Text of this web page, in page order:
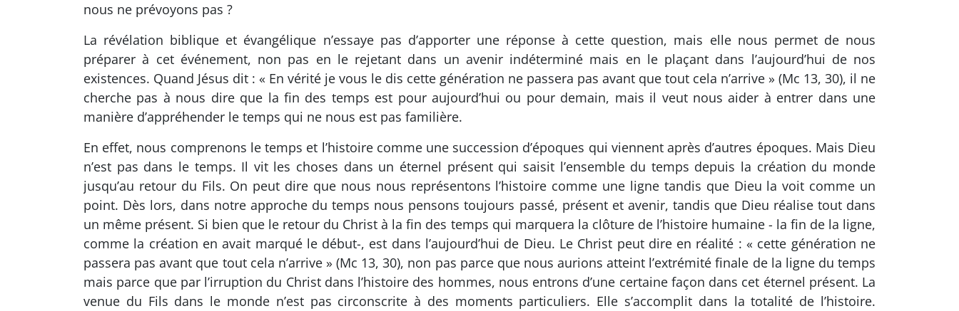
nous ne prévoyons pas ?
La révélation biblique et évangélique n’essaye pas d’apporter une réponse à cette question, mais elle nous permet de nous
préparer à cet événement, non pas en le rejetant dans un avenir indéterminé mais en le plaçant dans l’aujourd’hui de nos
existences. Quand Jésus dit : « En vérité je vous le dis cette génération ne passera pas avant que tout cela n’arrive » (Mc 13, 30), il ne
cherche pas à nous dire que la fin des temps est pour aujourd’hui ou pour demain, mais il veut nous aider à entrer dans une
manière d’appréhender le temps qui ne nous est pas familière.
En effet, nous comprenons le temps et l’histoire comme une succession d’époques qui viennent après d’autres époques. Mais Dieu
n’est pas dans le temps. Il vit les choses dans un éternel présent qui saisit l’ensemble du temps depuis la création du monde
jusqu’au retour du Fils. On peut dire que nous nous représentons l’histoire comme une ligne tandis que Dieu la voit comme un
point. Dès lors, dans notre approche du temps nous pensons toujours passé, présent et avenir, tandis que Dieu réalise tout dans
un même présent. Si bien que le retour du Christ à la fin des temps qui marquera la clôture de l’histoire humaine - la fin de la ligne,
comme la création en avait marqué le début-, est dans l’aujourd’hui de Dieu. Le Christ peut dire en réalité : « cette génération ne
passera pas avant que tout cela n’arrive » (Mc 13, 30), non pas parce que nous aurions atteint l’extrémité finale de la ligne du temps
mais parce que par l’irruption du Christ dans l’histoire des hommes, nous entrons d’une certaine façon dans cet éternel présent. La
venue du Fils dans le monde n’est pas circonscrite à des moments particuliers. Elle s’accomplit dans la totalité de l’histoire.